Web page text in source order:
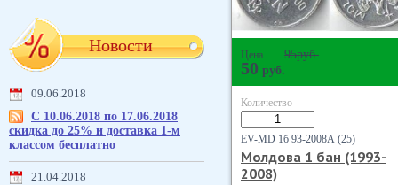
Новости
09.06.2018
С 10.06.2018 по 17.06.2018
скидка до 25% и доставка 1-м
классом бесплатно
21.04.2018
Цена 95руб.
50 руб.
Количество
EV-MD 1б 93-2008А (25)
Молдова 1 бан (1993-
2008)